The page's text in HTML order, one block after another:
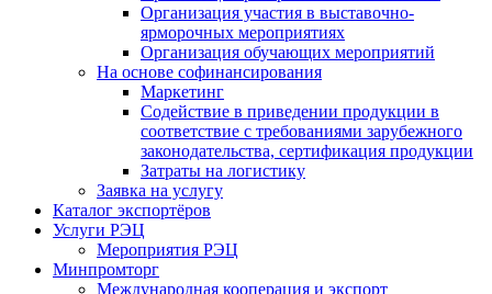
Организация участия в выставочно-
ярморочных мероприятиях
Организация обучающих мероприятий
На основе софинансирования
Маркетинг
Содействие в приведении продукции в
соответствие с требованиями зарубежного
законодательства, сертификация продукции
Затраты на логистику
Заявка на услугу
Каталог экспортёров
Услуги РЭЦ
Мероприятия РЭЦ
Минпромторг
Международная кооперация и экспорт